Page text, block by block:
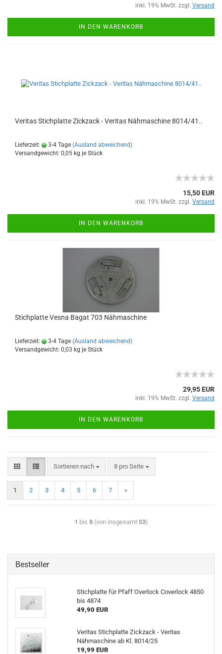
inkl. 19% MwSt. zzgl. Versand
IN DEN WARENKORB
Veritas Stichplatte Zickzack - Veritas Nähmaschine 8014/41..
Lieferzeit: 3-4 Tage (Ausland abweichend)
Versandgewicht: 0,05 kg je Stück
15,50 EUR
inkl. 19% MwSt. zzgl. Versand
IN DEN WARENKORB
Stichplatte Vesna Bagat 703 Nähmaschine
Lieferzeit: 3-4 Tage (Ausland abweichend)
Versandgewicht: 0,03 kg je Stück
29,95 EUR
inkl. 19% MwSt. zzgl. Versand
IN DEN WARENKORB
Sortieren nach 8 pro Seite
1 2 3 4 5 6 7 »
1 bis 8(von insgesamt 53)
Bestseller
Stichplatte für Pfaff Overlock Coverlock 4850
bis 4874
49,90 EUR
Veritas Stichplatte Zickzack - Veritas
Nähmaschine ab Kl. 8014/25
19,99 EUR